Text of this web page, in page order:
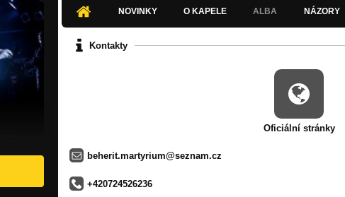
NOVINKY O KAPELE ALBA NÁZORY
Kontakty
Oficiální stránky
beherit.martyrium@seznam.cz
+420724526236